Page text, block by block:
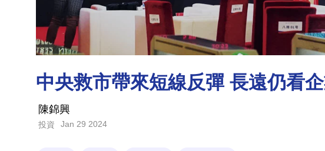
中央救市帶來短線反彈 長遠仍看
陳錦興
投資 Jan 29 2024